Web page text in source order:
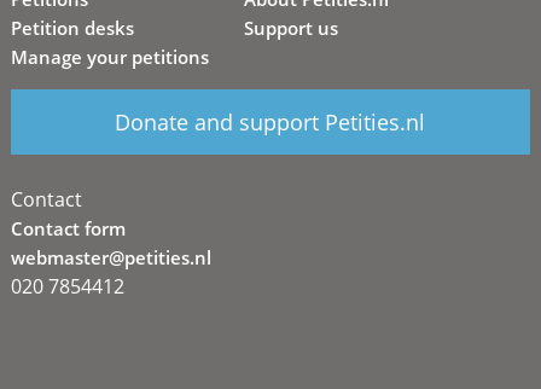
Petition desks
Manage your petitions
Support us
Donate and support Petities.nl
Contact
Contact form
webmaster@petities.nl
020 7854412